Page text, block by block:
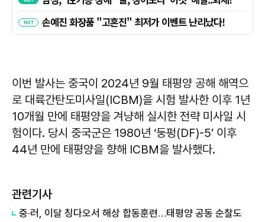
이번 발사는 중국이 2024년 9월 태평양 공해 해역으
로 대륙간탄도미사일(ICBM)을 시험 발사한 이후 1년
10개월 만에 태평양을 겨냥해 실시한 전략 미사일 시
험이다. 당시 중국군은 1980년 ‘둥펑(DF)-5’ 이후
44년 만에 태평양을 향해 ICBM을 발사했다.
관련기사
중·러, 이달 칭다오서 해상 합동훈련…태평양 공동 순찰도